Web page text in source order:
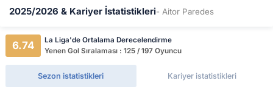
2025/2026 & Kariyer İstatistikleri- Aitor Paredes
6.74
La Liga'de Ortalama Derecelendirme
Yenen Gol Sıralaması : 125 / 197 Oyuncu
Sezon istatistikleri Kariyer istatistikleri